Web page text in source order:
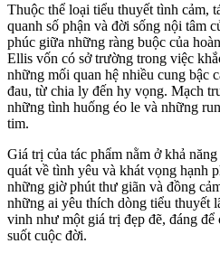
Thuộc thể loại tiểu thuyết tình cảm,
quanh số phận và đời sống nội tâm
phúc giữa những ràng buộc của
Ellis vốn có sở trường trong việc
những mối quan hệ nhiều cung bậc
đau, từ chia ly đến hy vọng. Mạch
những tình huống éo le và những
tim.
Giá trị của tác phẩm nằm ở khả
quát về tình yêu và khát vọng hạnh
những giờ phút thư giãn và đồng
những ai yêu thích dòng tiểu thuyết
vinh như một giá trị đẹp đẽ, đáng
suốt cuộc đời.